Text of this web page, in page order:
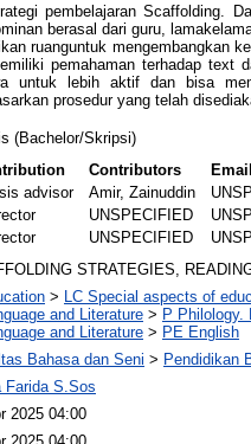
pembelajaran Scaffolding.
berasal dari guru,
ruanguntuk mengembangkan
pemahaman terhadap text
untuk lebih aktif dan bisa
prosedur yang telah
(Bachelor/Skripsi)
Contributors
Email
advisor
Amir, Zainuddin
UNSPECIFIED
UNSPECIFIED
STRATEGIES,
> LC Special aspects of
and Literature > P Philology.
and Literature > PE English
Bahasa dan Seni > Pendidikan
Farida S.Sos
2025 04:00